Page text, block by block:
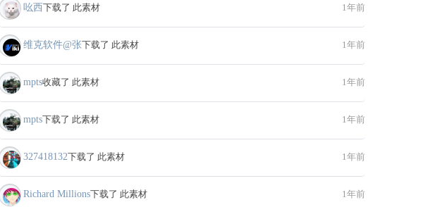
吆西下载了 此素材 1年前
维克软件@张下载了 此素材 1年前
mpts收藏了 此素材 1年前
mpts下载了 此素材 1年前
327418132下载了 此素材 1年前
Richard Millions下载了 此素材 1年前